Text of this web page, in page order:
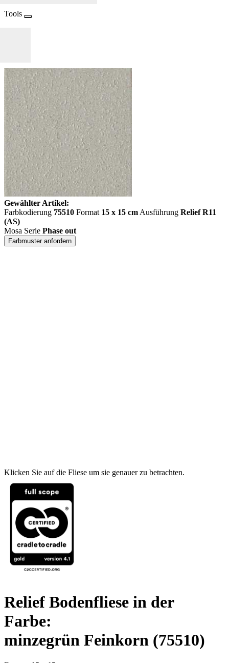
Tools
Gewählter Artikel:
Farbkodierung 75510 Format 15 x 15 cm Ausführung Relief R11
(AS)
Mosa Serie Phase out
Farbmuster anfordern
Klicken Sie auf die Fliese um sie genauer zu betrachten.
Relief Bodenfliese in der
Farbe:
minzegrün Feinkorn (75510)